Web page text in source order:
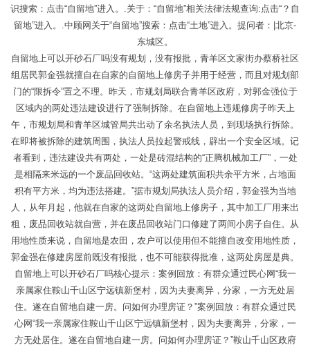
识搜索：点击“自留地”进入。.关于：“自留地”相关法律法规查询:点击“？自
留地”进入。.中顾网关于“自留地”搜索：点击“土地”进入。提问者：|北京-
东城区。
自留地上可以开砂石厂吗没有规划，没有报批，青羊区文家街办蔡桥社区
组居民郭金强就擅自在自家的自留地上修房子并用于经营，而且对规划部
门的“限拆令”置之不理。昨天，市规划局联合青羊区政府，对郭金强位于
区域内的两处违法建设进行了强制拆除。在自留地上违规修房子昨天上
午，市规划局和青羊区城管局共出动了余名执法人员，到现场执行拆除。
在即将被拆除的建筑周围，执法人员拉起警戒线，辟出一个安全区域。记
者看到，违法建设共有两处，一处是砖混结构的“正腾机械加工厂”，一处
是相隔来米远的一个废品回收站。“这两处建筑面积共余平方米，占地面
积有平方米，均为违法搭建。”据市规划局执法人员介绍，郭金强为当地
人，从年月起，他就在自家的这两处自留地上修房子，其中加工厂用来出
租，废品回收站就自营，并在废品回收站门口修建了两间小房子自住。从
用地性质来说，自留地是农田，农户可以使用但不能擅自改变用地性质，
郭金强在修建房屋前既没有报批，也不可能获得批准，这两处房屋是典。
自留地上可以开砂石厂吗核心提示：案例回放：有群众通过民心网“我一
亲属家住鞍山千山区宁远镇新堡村，因为夫妻离异，分家，一方无处居
住。遂在自留地自建一房。问如何办理房证？”案例回放：有群众通过民
心网“我一亲属家住鞍山千山区宁远镇新堡村，因为夫妻离异，分家，一
方无处居住。遂在自留地自建一房。问如何办理房证？”鞍山千山区政府